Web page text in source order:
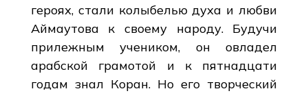
героях, стали колыбелью духа и любви
Аймаутова к своему народу. Будучи
прилежным учеником, он овладел
арабской грамотой и к пятнадцати
годам знал Коран. Но его творческий